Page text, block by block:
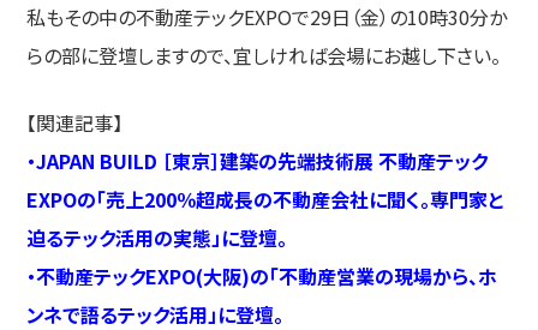
私もその中の不動産テックEXPOで29日（金）の10時30分か
らの部に登壇しますので、宜しければ会場にお越し下さい。
【関連記事】
・JAPAN BUILD ［東京］建築の先端技術展 不動産テック
EXPOの「売上200％超成長の不動産会社に聞く。専門家と
迫るテック活用の実態」に登壇。
・不動産テックEXPO(大阪)の「不動産営業の現場から、ホ
ンネで語るテック活用」に登壇。